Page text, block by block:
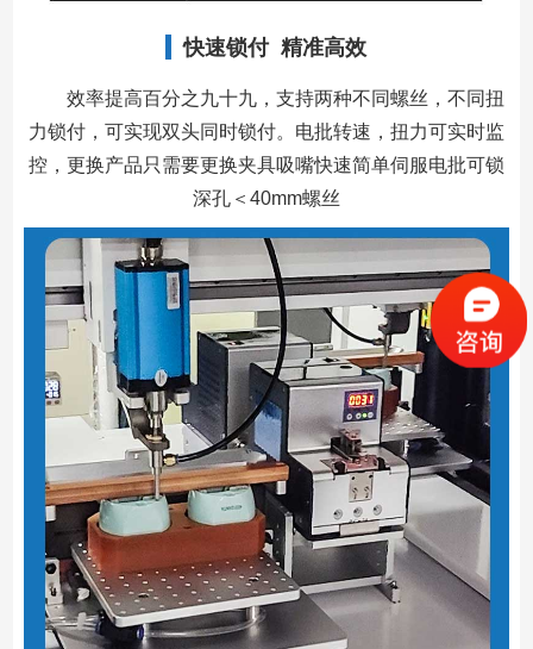
快速锁付 精准高效
效率提高百分之九十九，支持两种不同螺丝，不同扭
力锁付，可实现双头同时锁付。电批转速，扭力可实时监
控，更换产品只需要更换夹具吸嘴快速简单伺服电批可锁
深孔＜40mm螺丝